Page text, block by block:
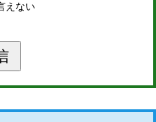
えない